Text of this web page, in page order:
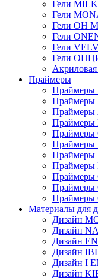
Гели MILK
Гели
Гели OH
Гели
Гели
Гели
Акриловая
Праймеры
Праймеры
Праймеры
Праймеры
Праймеры
Праймеры
Праймеры
Праймеры
Праймеры
Праймеры
Материалы для
Дизайн
Дизайн
Дизайн
Дизайн
Дизайн I
Дизайн